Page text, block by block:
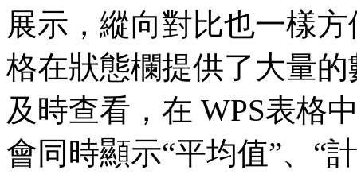
展示，縱向對比也一樣
格在狀態欄提供了大量
及時查看，在 WPS表格
會同時顯示“平均值”、“